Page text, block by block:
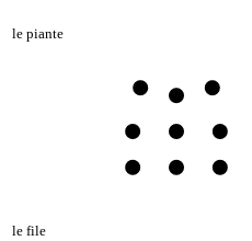
le piante
le file